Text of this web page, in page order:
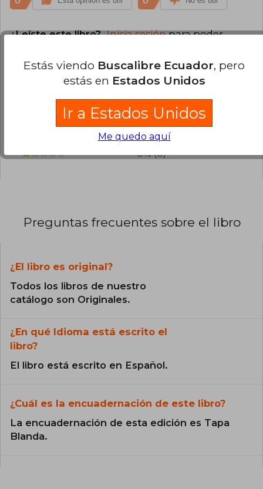
¿Leíste este libro? Inicia sesiónpara poder
100% (1)
0% (0)
0% (0)
0% (0)
0% (0)
Preguntas frecuentes sobre el libro
¿El libro es original?
Todos los libros de nuestro
catálogo son Originales.
¿En qué Idioma está escrito el
libro?
El libro está escrito en Español.
¿Cuál es la encuadernación de este libro?
La encuadernación de esta edición es Tapa
Blanda.
Estás viendo Buscalibre Ecuador, pero
estás en Estados Unidos
Ir a Estados Unidos
Me quedo aquí